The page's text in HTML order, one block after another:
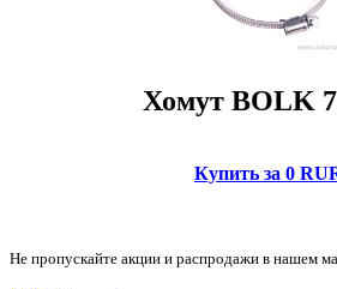
Хомут BOLK
Купить за 0
Не пропускайте акции и распродажи в нашем